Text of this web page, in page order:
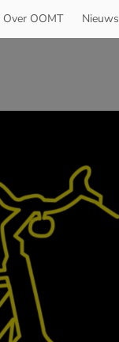
Over OOMT Nieuws